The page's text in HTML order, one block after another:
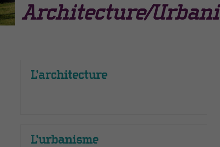
Architecture/
L’architecture
L’urbanisme